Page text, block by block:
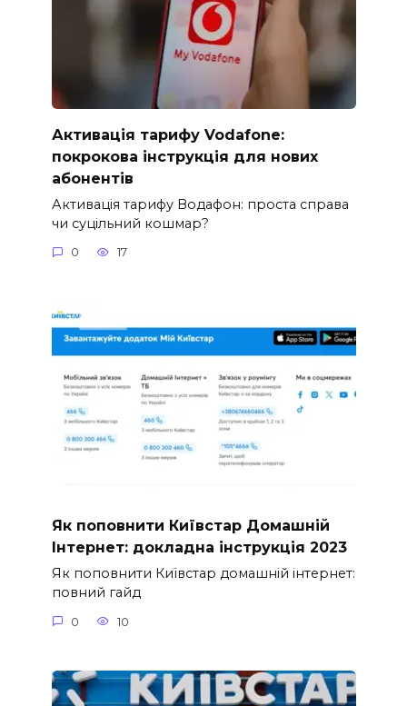
Активація тарифу Vodafone:
покрокова інструкція для нових
абонентів
Активація тарифу Водафон: проста справа
чи суцільний кошмар?
0 17
Як поповнити Київстар Домашній
Інтернет: докладна інструкція 2023
Як поповнити Київстар домашній інтернет:
повний гайд
0 10